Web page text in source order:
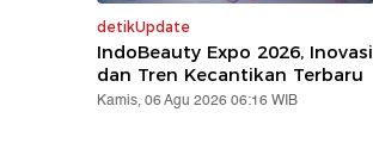
detikUpdate
IndoBeauty Expo 2026, Inovasi
dan Tren Kecantikan Terbaru
Kamis, 06 Agu 2026 06:16 WIB